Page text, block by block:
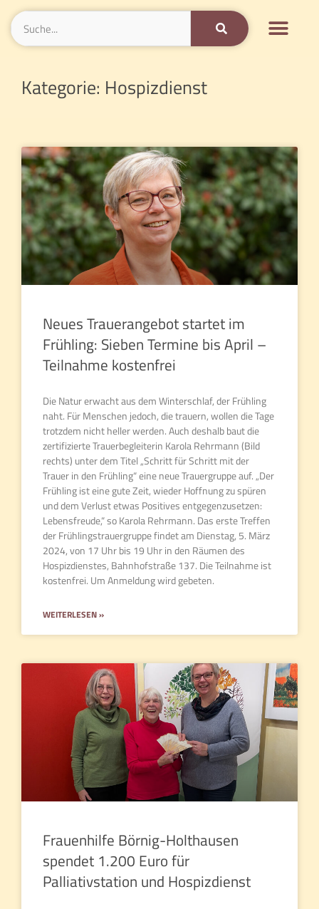
Kategorie: Hospizdienst
Neues Trauerangebot startet im
Frühling: Sieben Termine bis April –
Teilnahme kostenfrei
Die Natur erwacht aus dem Winterschlaf, der Frühling
naht. Für Menschen jedoch, die trauern, wollen die Tage
trotzdem nicht heller werden. Auch deshalb baut die
zertifizierte Trauerbegleiterin Karola Rehrmann (Bild
rechts) unter dem Titel „Schritt für Schritt mit der
Trauer in den Frühling“ eine neue Trauergruppe auf. „Der
Frühling ist eine gute Zeit, wieder Hoffnung zu spüren
und dem Verlust etwas Positives entgegenzusetzen:
Lebensfreude,“ so Karola Rehrmann. Das erste Treffen
der Frühlingstrauergruppe findet am Dienstag, 5. März
2024, von 17 Uhr bis 19 Uhr in den Räumen des
Hospizdienstes, Bahnhofstraße 137. Die Teilnahme ist
kostenfrei. Um Anmeldung wird gebeten.
WEITERLESEN »
Frauenhilfe Börnig-Holthausen
spendet 1.200 Euro für
Palliativstation und Hospizdienst